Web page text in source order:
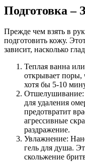
Подготовка –
Прежде чем взять в
подготовить кожу.
зависит, насколько
Теплая ванна
открывает поры,
хотя бы 5-10
Отшелушивание:
для удаления
предотвратит
агрессивные
раздражение.
Увлажнение:
гель для душа.
скольжение